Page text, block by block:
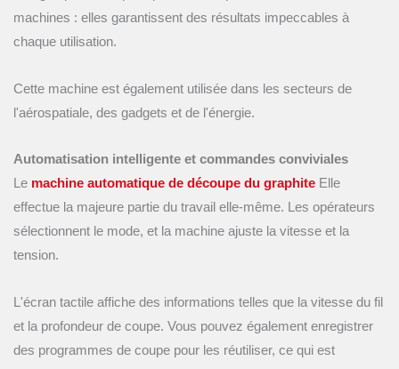
machines : elles garantissent des résultats impeccables à
chaque utilisation.
Cette machine est également utilisée dans les secteurs de
l'aérospatiale, des gadgets et de l'énergie.
Automatisation intelligente et commandes conviviales
Le machine automatique de découpe du graphite Elle
effectue la majeure partie du travail elle-même. Les opérateurs
sélectionnent le mode, et la machine ajuste la vitesse et la
tension.
L'écran tactile affiche des informations telles que la vitesse du fil
et la profondeur de coupe. Vous pouvez également enregistrer
des programmes de coupe pour les réutiliser, ce qui est